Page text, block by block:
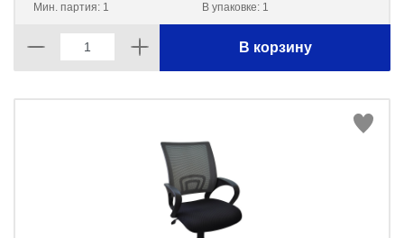
Мин. партия: 1 В упаковке: 1
В корзину